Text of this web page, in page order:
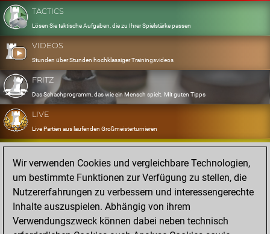
TACTICS
Lösen Sie taktische Aufgaben, die zu Ihrer Spielstärke passen
VIDEOS
Stunden über Stunden hochklassiger Trainingsvideos
FRITZ
Das Schachprogramm, das wie ein Mensch spielt. Mit guten Tipps
LIVE
Live Partien aus laufenden Großmeisterturnieren
OPENINGS
Erfassen und Üben Sie Ihr Eröffnungsrepertoire
DATABASE
Acht Millionen starke Partien
MYGAMES
Speichern und analysieren Sie eigene Partien in der Cloud
Wir verwenden Cookies und vergleichbare Technologien,
um bestimmte Funktionen zur Verfügung zu stellen, die
Nutzererfahrungen zu verbessern und interessengerechte
Inhalte auszuspielen. Abhängig von ihrem
Verwendungszweck können dabei neben technisch